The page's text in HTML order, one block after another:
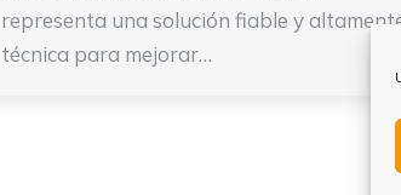
representa una solución fiable y
técnica para mejorar…